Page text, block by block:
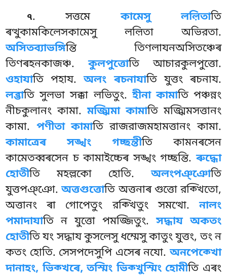
৭. সত্তমেকামেসু লল়িতাতি
ৰত্থুকামকিলেসকামেসু লল়িতা অভিরতা.
অসিতব্যাভঙ্গিন্তিতিণলাযনঅসিতঞ্চেৰ
তিণৰহনকাজঞ্চ.কুলপুত্তোতি আচারকুলপুত্তো.
ওহাযাতি পহায.অলং ৰচনাযাতি যুত্তং ৰচনায.
লব্ভাতি সুলভা সক্কা লভিতুং.হীনা কামাতি পঞ্চন্নং
নীচকুলানং কামা.মজ্ঝিমা কামাতি মজ্ঝিমসত্তানং
কামা. পণীতা কামাতি রাজরাজমহামত্তানং কামা.
কামাত্ৰেৰ সঙ্খং গচ্ছন্তীতি কামনৰসেন
কামেতব্বৰসেন চ কামাইচ্চেৰ সঙ্খং গচ্ছন্তি.ৰুদ্ধো
হোতীতি মহল্লকো হোতি.অলংপঞ্ঞোতি
যুত্তপঞ্ঞো.অত্তগুত্তোতি অত্তনাৰ গুত্তো রক্খিতো,
অত্তানং ৰা গোপেতুং রক্খিতুং সমত্থো.নালং
পমাদাযাতি ন যুত্তো পমজ্জিতুং.সদ্ধায অকতং
হোতীতি যং সদ্ধায কুসলেসু ধম্মেসু কাতুং যুত্তং, তং ন
কতং হোতি. সেসপদেসুপি এসেৰ নযো.অনপেক্খো
দানাহং, ভিক্খৰে, তস্মিং ভিক্খুস্মিং হোমীতি এৰং